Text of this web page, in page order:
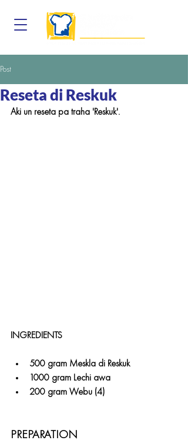
Post
Reseta di Reskuk
Aki un reseta pa traha 'Reskuk'.
INGREDIENTS
500 gram Meskla di Reskuk
1000 gram Lechi awa
200 gram Webu (4)
PREPARATION